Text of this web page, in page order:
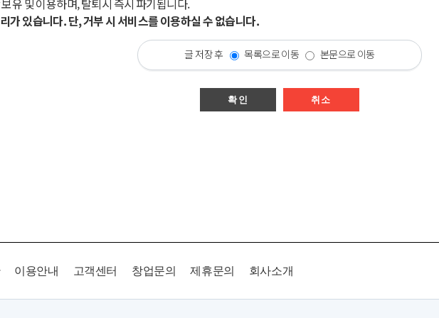
가 있습니다. 단, 거부 시 서비스를 이용하실 수 없습니다.
글 저장 후 목록으로 이동 본문으로 이동
확인 취소
이용안내 고객센터 창업문의 제휴문의 회사소개